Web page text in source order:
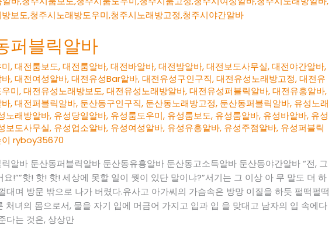
퍼블릭알바
,대전룸보도,대전룸알바,대전바알바,대전밤알바,대전보도사무실,대전야간알바,
,대전여성알바,대전유성Bar알바,대전유성구인구직,대전유성노래방고정,대전유
미,대전유성노래방보도,대전유성노래방알바,대전유성퍼블릭알바,대전유흥알바,
,대전퍼블릭알바, 둔산동구인구직, 둔산동노래방고정, 둔산동퍼블릭알바, 유성노래
노래방알바, 유성당일알바, 유성룸도우미, 유성룸보도, 유성룸알바, 유성바알바, 유성
보도사무실, 유성업소알바, 유성여성알바, 유성유흥알바, 유성주점알바, 유성퍼블릭
이ryboy35670
알바 둔산동퍼블릭알바 둔산동유흥알바 둔산동고소득알바 둔산동야간알바 “전, 그
요!””핫! 핫! 핫! 세상에 못할 일이 뭣이 있단 말이냐?”서기는 그 이상 아 무 말도 더 하
대며 방문 밖으로 나가 버렸다.유사고 아가씨의 가슴속은 방망 이질을 하듯 펄떡펄떡
처녀의 몸으로서, 물을 자기 입에 머금어 가지고 입과 입 을 맞대고 남자의 입 속에다
다는 것은, 상상만